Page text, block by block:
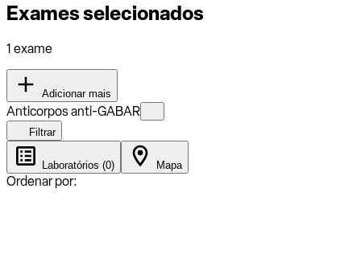
Exames selecionados
1 exame
Adicionar mais
Anticorpos anti-GABAR
Filtrar
Laboratórios (0) Mapa
Ordenar por: